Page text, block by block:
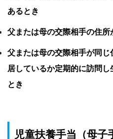
あるとき
父または母の交際相手の住所
父または母の交際相手が同
居しているか定期的に訪問
とき
児童扶養手当（母子